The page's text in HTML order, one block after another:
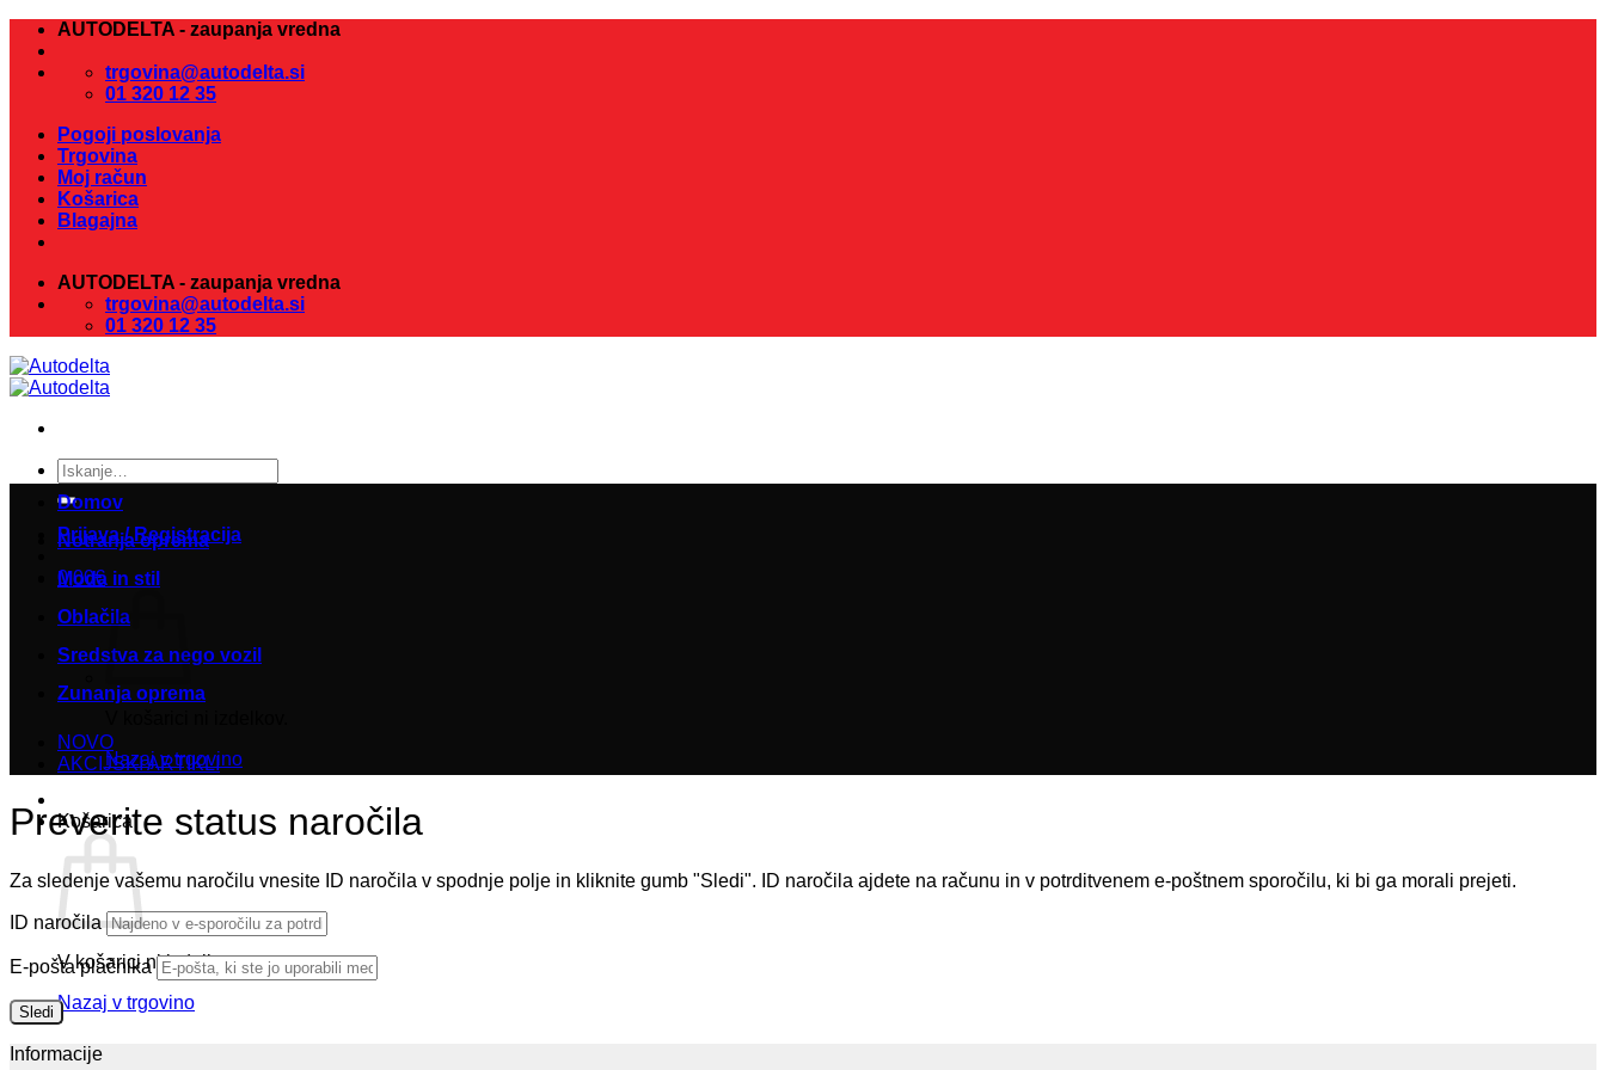
Skoči
vsebino
AUTODELTA - zaupanja vredna
trgovina@autodelta.si
01 320 12 35
Pogoji poslovanja
Trgovina
Moj račun
Košarica
Blagajna
AUTODELTA - zaupanja vredna
trgovina@autodelta.si
01 320 12 35
Išči:
Prijava / Registracija
0,00€
Nazaj v trgovino
Košarica
V košarici ni izdelkov.
Nazaj v trgovino
Domov
Notranja oprema
Moda in stil
Oblačila
Sredstva za nego vozil
Zunanja oprema
NOVO
AKCIJSKI ARTIKLI
Preverite status naročila
Za sledenje vašemu naročilu vnesite ID naročila v spodnje polje in kliknite gumb "Sledi". ID naročila ajdete na računu in v potrditvenem e-poštnem sporočilu, ki bi ga morali prejeti.
ID naročila
E-pošta plačnika
Sledi
Informacije